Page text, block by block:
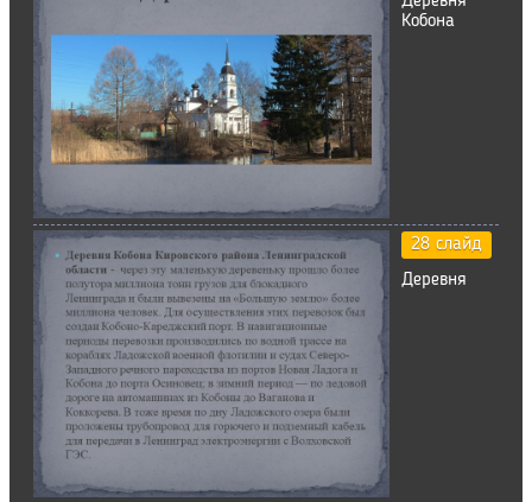
Кобона
28 слайд
Деревня